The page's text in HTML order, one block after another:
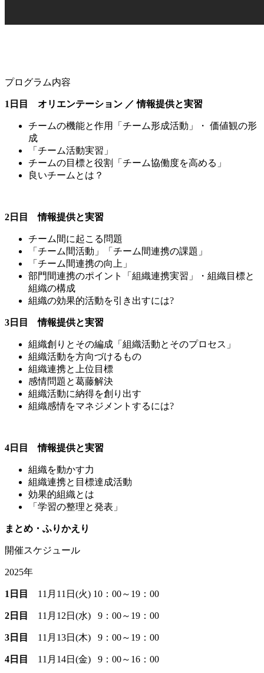
プログラム内容
1日目 オリエンテーション ／ 情報提供と実習
チームの機能と作用「チーム形成活動」・ 価値観の形
成
「チーム活動実習」
チームの目標と役割「チーム協働度を高める」
良いチームとは？
2日目 情報提供と実習
チーム間に起こる問題
「チーム間活動」「チーム間連携の課題」
「チーム間連携の向上」
部門間連携のポイント「組織連携実習」・組織目標と
組織の構成
組織の効果的活動を引き出すには?
3日目 情報提供と実習
組織創りとその編成「組織活動とそのプロセス」
組織活動を方向づけるもの
組織連携と上位目標
感情問題と葛藤解決
組織活動に納得を創り出す
組織感情をマネジメントするには?
4日目 情報提供と実習
組織を動かす力
組織連携と目標達成活動
効果的組織とは
「学習の整理と発表」
まとめ・ふりかえり
開催スケジュール
2025年
1日目 11月11日(火) 10：00～19：00
2日目 11月12日(水) 9：00～19：00
3日目 11月13日(木) 9：00～19：00
4日目 11月14日(金) 9：00～16：00